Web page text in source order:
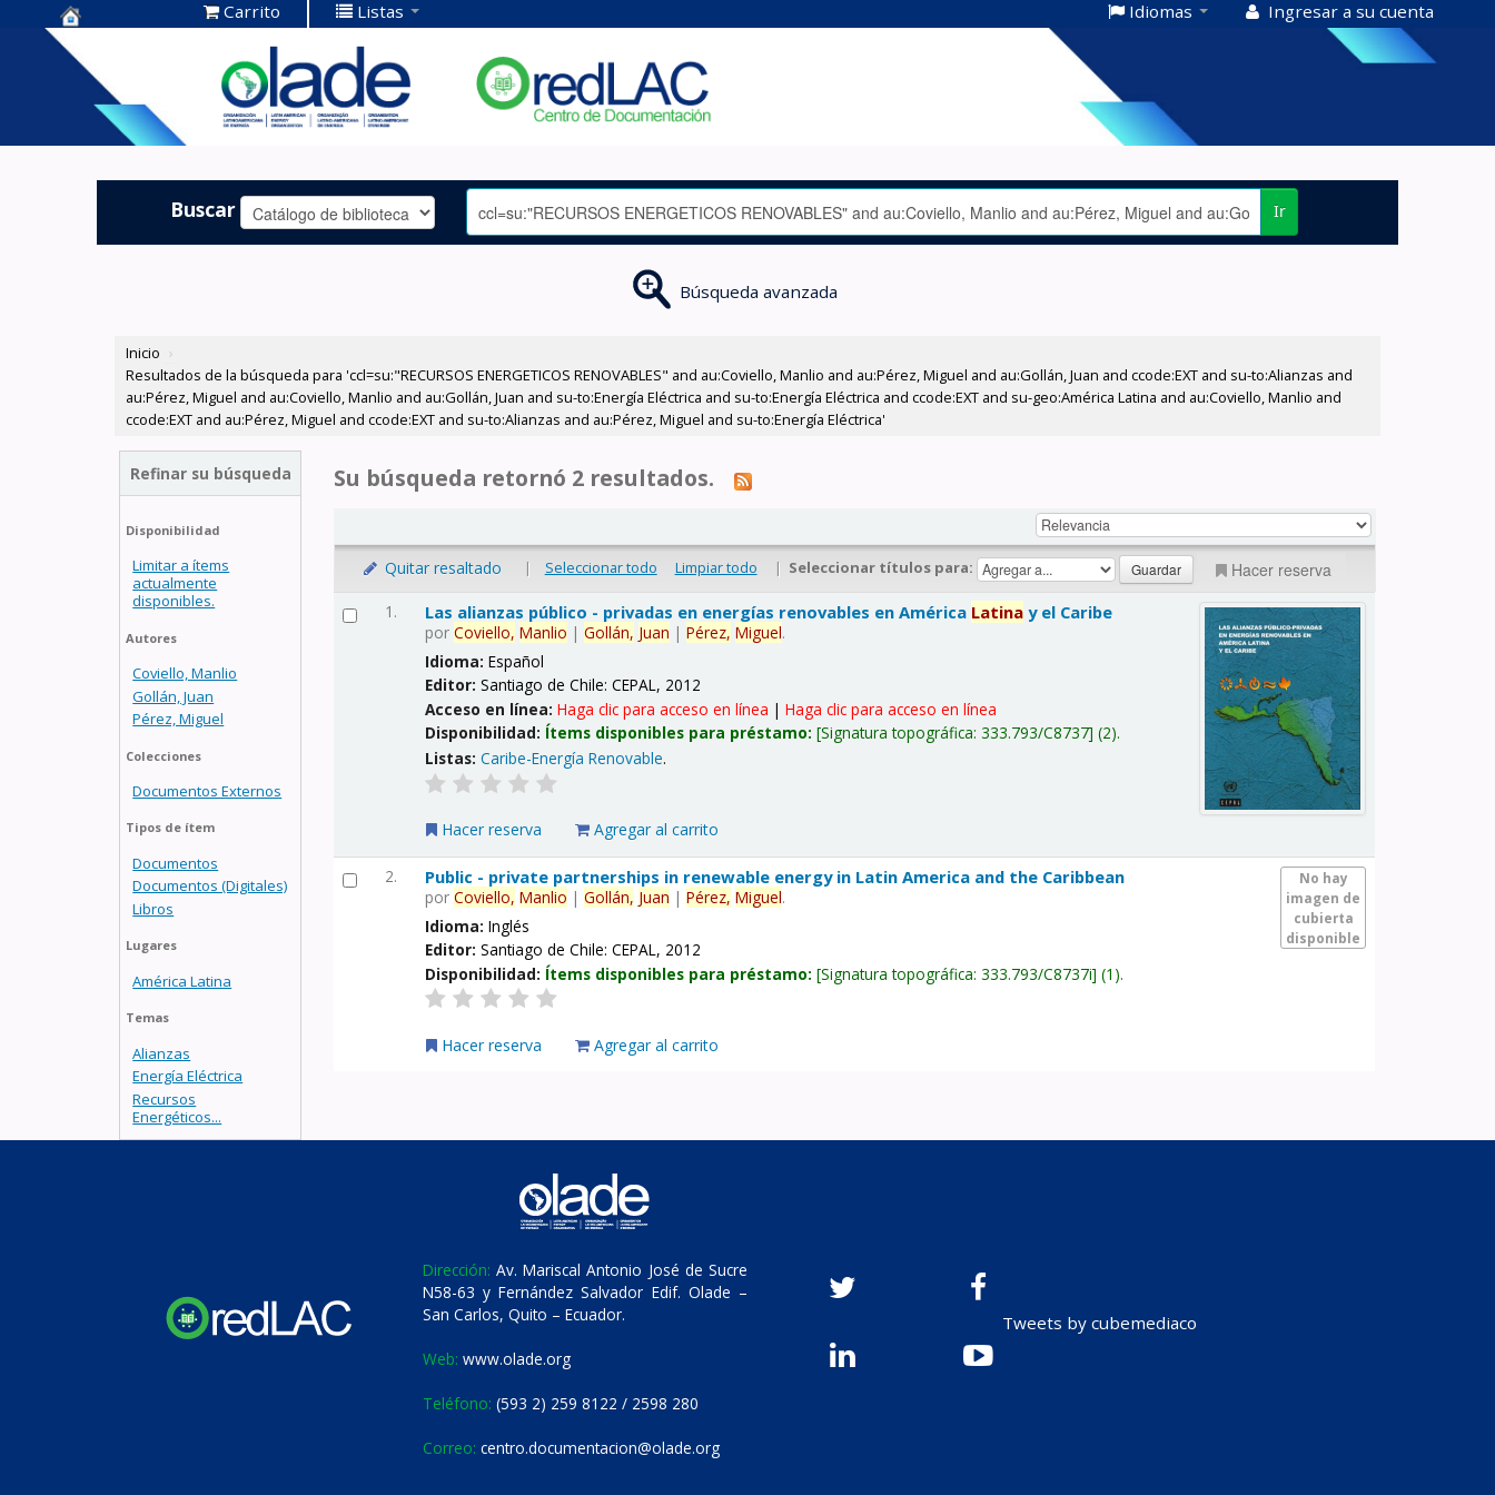
Centro de
Documentación
OLADE -
Carrito Listas Idiomas Ingresar a su cuenta
Buscar Ir
Búsqueda avanzada
Inicio ›
Resultados de la búsqueda para 'ccl=su:"RECURSOS ENERGETICOS RENOVABLES" and au:Coviello, Manlio and au:Pérez, Miguel and au:Gollán, Juan and ccode:EXT and su-to:Alianzas and
au:Pérez, Miguel and au:Coviello, Manlio and au:Gollán, Juan and su-to:Energía Eléctrica and su-to:Energía Eléctrica and ccode:EXT and su-geo:América Latina and au:Coviello, Manlio and
ccode:EXT and au:Pérez, Miguel and ccode:EXT and su-to:Alianzas and au:Pérez, Miguel and su-to:Energía Eléctrica'
Refinar su búsqueda
Disponibilidad
Limitar a ítems
actualmente
disponibles.
Autores
Coviello, Manlio
Gollán, Juan
Pérez, Miguel
Colecciones
Documentos Externos
Tipos de ítem
Documentos
Documentos (Digitales)
Libros
Lugares
América Latina
Temas
Alianzas
Energía Eléctrica
Recursos
Energéticos...
Su búsqueda retornó 2 resultados.
Quitar resaltado | Seleccionar todo Limpiar todo | Seleccionar títulos para: Hacer reserva
1. Las alianzas público - privadas en energías renovables en América Latina y el Caribe
porCoviello, Manlio |Gollán, Juan |Pérez, Miguel.
Idioma:Español
Editor:Santiago de Chile: CEPAL, 2012
Acceso en línea:Haga clic para acceso en línea |Haga clic para acceso en línea
Disponibilidad: Ítems disponibles para préstamo: Signatura topográfica:333.793/C8737 (2).
Listas: Caribe-Energía Renovable.
Hacer reserva Agregar al carrito
2.
No hay
imagen de
cubierta
disponible
Public - private partnerships in renewable energy in Latin America and the Caribbean
porCoviello, Manlio |Gollán, Juan |Pérez, Miguel.
Idioma:Inglés
Editor:Santiago de Chile: CEPAL, 2012
Disponibilidad: Ítems disponibles para préstamo: Signatura topográfica:333.793/C8737i (1).
Hacer reserva Agregar al carrito
Dirección: Av. Mariscal Antonio José de Sucre
N58-63 y Fernández Salvador Edif. Olade –
San Carlos, Quito – Ecuador.
Web: www.olade.org
Teléfono: (593 2) 259 8122 / 2598 280
Correo: centro.documentacion@olade.org
Tweets by cubemediaco